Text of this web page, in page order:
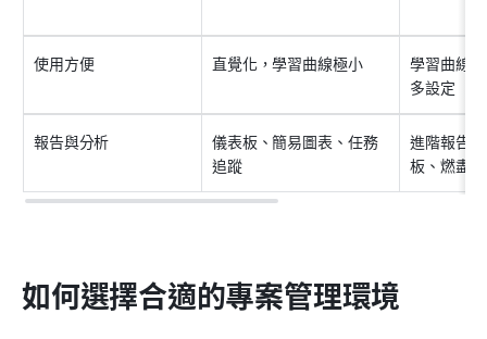
使用方便 直覺化，學習曲線極小
學習曲線
多設定
報告與分析
儀表板、簡易圖表、任務
追蹤
進階報告
板、燃盡
如何選擇合適的專案管理環境